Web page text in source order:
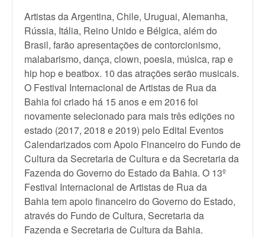
Artistas da Argentina, Chile, Uruguai, Alemanha,
Rússia, Itália, Reino Unido e Bélgica, além do
Brasil, farão apresentações de contorcionismo,
malabarismo, dança, clown, poesia, música, rap e
hip hop e beatbox. 10 das atrações serão musicais.
O Festival Internacional de Artistas de Rua da
Bahia foi criado há 15 anos e em 2016 foi
novamente selecionado para mais três edições no
estado (2017, 2018 e 2019) pelo Edital Eventos
Calendarizados com Apoio Financeiro do Fundo de
Cultura da Secretaria de Cultura e da Secretaria da
Fazenda do Governo do Estado da Bahia. O 13º
Festival Internacional de Artistas de Rua da
Bahia tem apoio financeiro do Governo do Estado,
através do Fundo de Cultura, Secretaria da
Fazenda e Secretaria de Cultura da Bahia.